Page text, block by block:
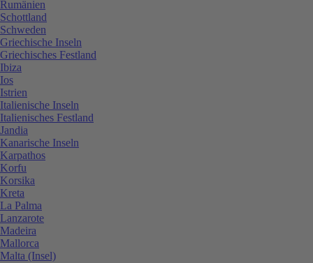
Rumänien
Schottland
Schweden
Griechische Inseln
Griechisches Festland
Ibiza
Ios
Istrien
Italienische Inseln
Italienisches Festland
Jandia
Kanarische Inseln
Karpathos
Korfu
Korsika
Kreta
La Palma
Lanzarote
Madeira
Mallorca
Malta (Insel)